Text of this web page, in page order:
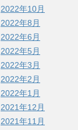
2022年10月
2022年8月
2022年6月
2022年5月
2022年3月
2022年2月
2022年1月
2021年12月
2021年11月